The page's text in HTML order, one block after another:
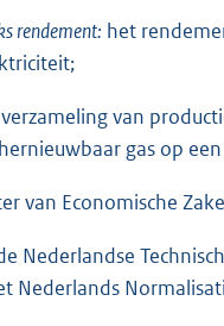
rendement: het
van
gas op
van Economische
Nederlandse
Nederlands